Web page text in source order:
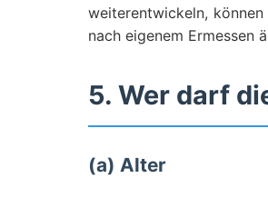
weiterentwickeln,
nach eigenem Ermessen
5. Wer darf
(a) Alter